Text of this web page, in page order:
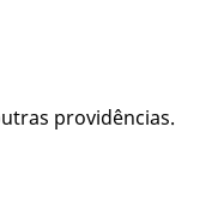
providências.